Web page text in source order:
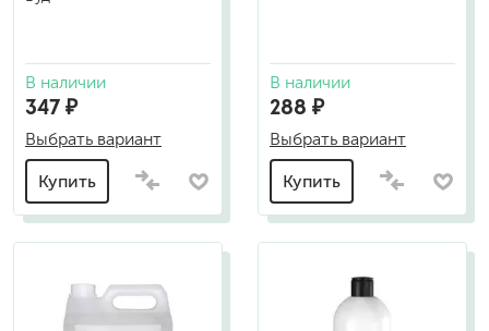
В наличии
347 ₽
Выбрать вариант
Купить
В наличии
288 ₽
Выбрать вариант
Купить